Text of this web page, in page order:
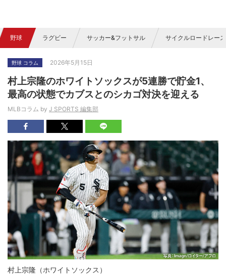
野球 ラグビー サッカー&フットサル サイクルロードレース
野球 コラム 2026年5月15日
村上宗隆のホワイトソックスが5連勝で貯金1、
最高の状態でカブスとのシカゴ対決を迎える
MLBコラム by J SPORTS 編集部
村上宗隆（ホワイトソックス）